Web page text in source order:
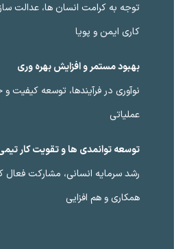
توجه به کرامت انسان ها، عدالت
کاری ایمن و پویا
بهبود مستمر و افزایش بهره وری
نوآوری در فرآیندها، توسعه
عملیاتی
توسعه توانمدی ها و تقویت کار
رشد سرمایه انسانی، مشارکت فعال
همکاری و هم افزایی